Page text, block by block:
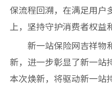
保流程回溯，在满足用户
上，坚持守护消费者权益
新一站保险网吉祥物
新，进一步彰显了新一站
本次焕新，将驱动新一站